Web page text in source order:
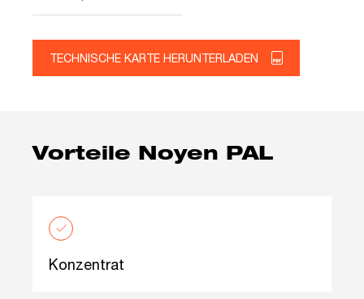
TECHNISCHE KARTE HERUNTERLADEN
Vorteile Noyen PAL
Konzentrat